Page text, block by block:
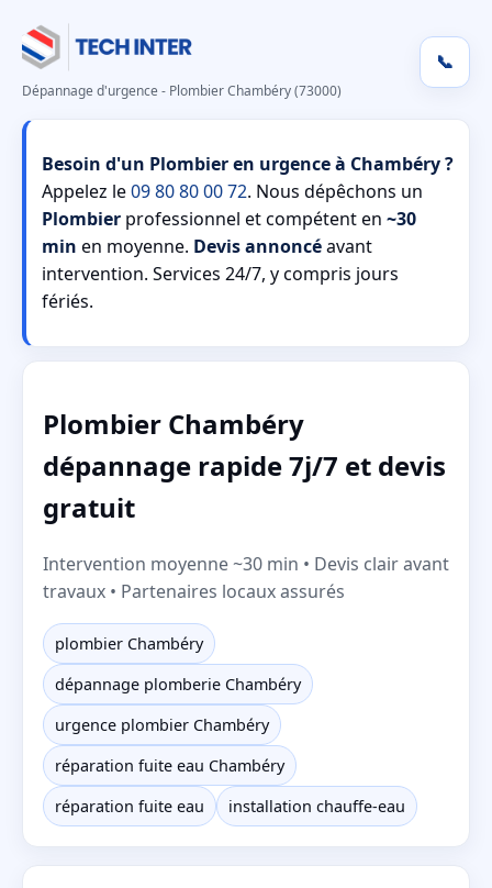
Dépannage d'urgence - Plombier Chambéry (73000)
📞
Besoin d'un Plombier en urgence à Chambéry ?
Appelez le09 80 80 00 72. Nous dépêchons un
Plombier professionnel et compétent en ~30
min en moyenne. Devis annoncéavant
intervention. Services 24/7, y compris jours
fériés.
Plombier Chambéry
dépannage rapide 7j/7 et devis
gratuit
Intervention moyenne ~30 min • Devis clair avant
travaux • Partenaires locaux assurés
plombier Chambéry
dépannage plomberie Chambéry
urgence plombier Chambéry
réparation fuite eau Chambéry
réparation fuite eau
installation chauffe-eau